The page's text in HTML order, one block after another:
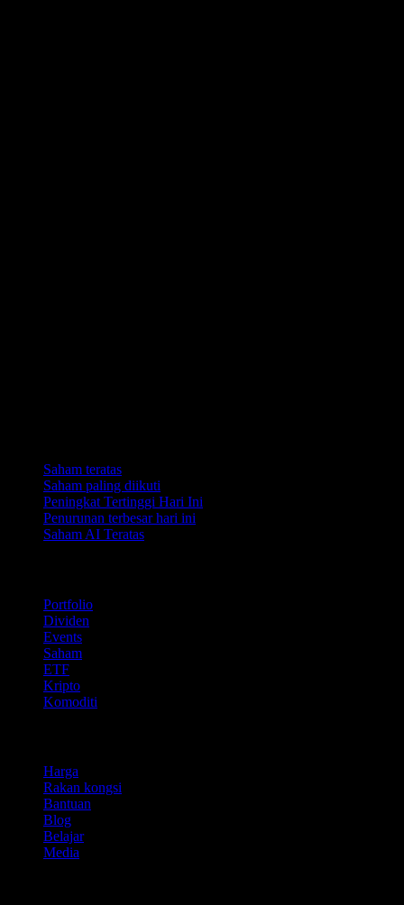
Saham teratas
Saham paling diikuti
Peningkat Tertinggi Hari Ini
Penurunan terbesar hari ini
Saham AI Teratas
Portfolio
Dividen
Events
Saham
ETF
Kripto
Komoditi
Harga
Rakan kongsi
Bantuan
Blog
Belajar
Media